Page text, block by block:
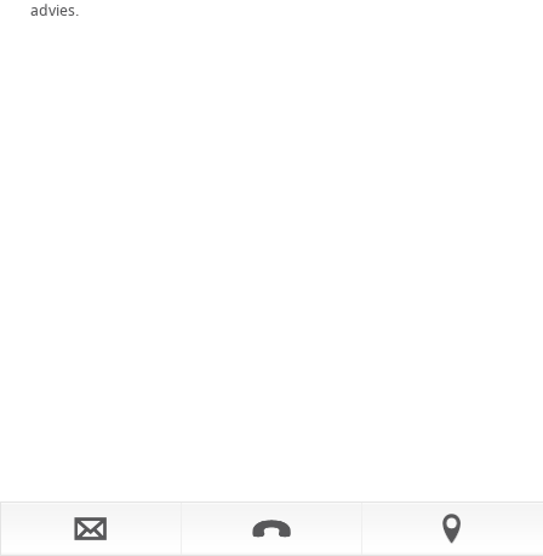
advies.